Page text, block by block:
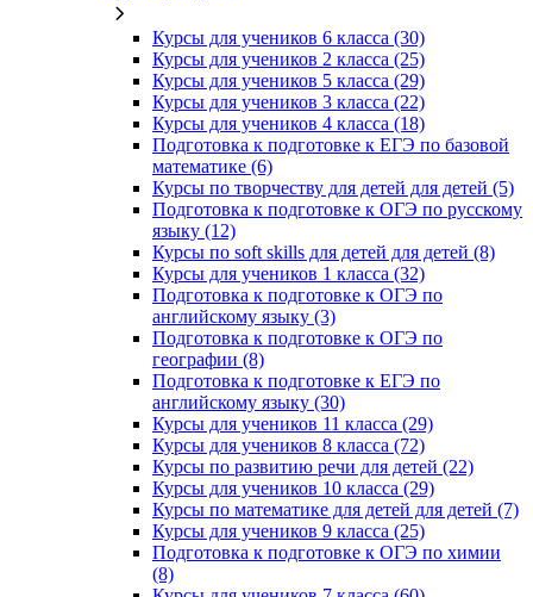
Курсы для учеников 6 класса (30)
Курсы для учеников 2 класса (25)
Курсы для учеников 5 класса (29)
Курсы для учеников 3 класса (22)
Курсы для учеников 4 класса (18)
Подготовка к подготовке к ЕГЭ по базовой
математике (6)
Курсы по творчеству для детей для детей (5)
Подготовка к подготовке к ОГЭ по русскому
языку (12)
Курсы по soft skills для детей для детей (8)
Курсы для учеников 1 класса (32)
Подготовка к подготовке к ОГЭ по
английскому языку (3)
Подготовка к подготовке к ОГЭ по
географии (8)
Подготовка к подготовке к ЕГЭ по
английскому языку (30)
Курсы для учеников 11 класса (29)
Курсы для учеников 8 класса (72)
Курсы по развитию речи для детей (22)
Курсы для учеников 10 класса (29)
Курсы по математике для детей для детей (7)
Курсы для учеников 9 класса (25)
Подготовка к подготовке к ОГЭ по химии
(8)